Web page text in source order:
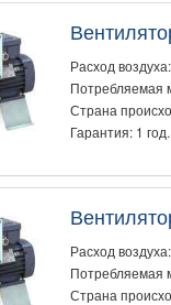
Расход
Потребляемая
Страна
Гарантия: 1 год.
Расход
Потребляемая
Страна